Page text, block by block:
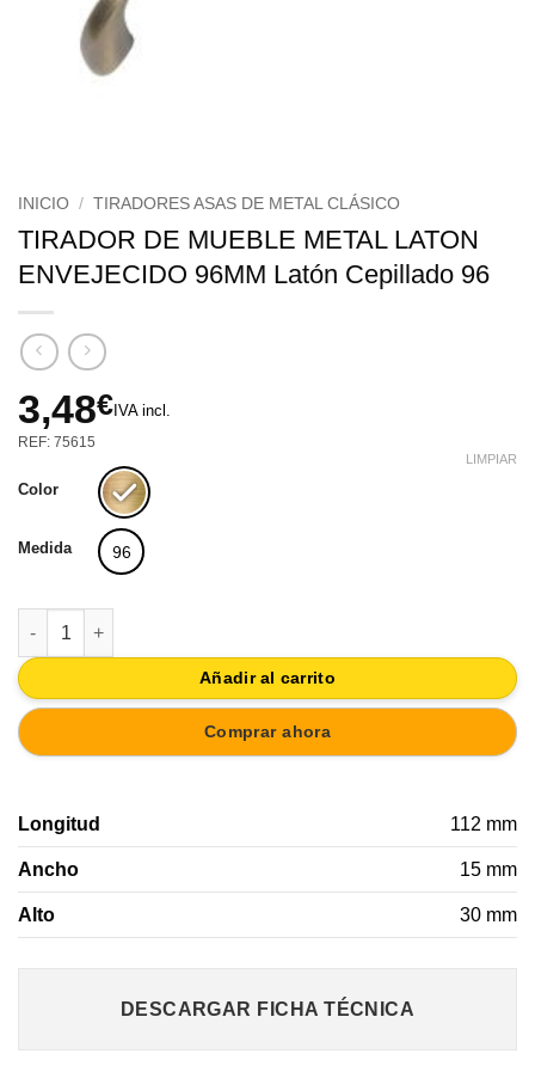
INICIO / TIRADORES ASAS DE METAL CLÁSICO
TIRADOR DE MUEBLE METAL LATON
ENVEJECIDO 96MM Latón Cepillado 96
3,48€ IVA incl.
REF: 75615
Color
Medida 96
LIMPIAR
TIRADOR DE MUEBLE METAL LATON ENVEJECIDO 96MM
Añadir al carrito
Comprar ahora
Longitud 112 mm
Ancho 15 mm
Alto 30 mm
DESCARGAR FICHA TÉCNICA